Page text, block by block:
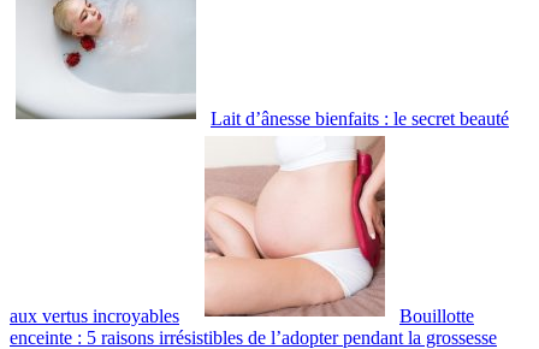
Lait d’ânesse bienfaits : le secret beauté
aux vertus incroyables
Bouillotte
enceinte : 5 raisons irrésistibles de l’adopter pendant la grossesse